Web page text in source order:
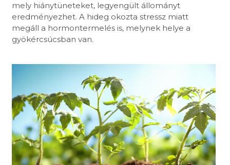
mely hiánytüneteket, legyengült állományt
eredményezhet. A hideg okozta stressz miatt
megáll a hormontermelés is, melynek helye a
gyökércsúcsban van.